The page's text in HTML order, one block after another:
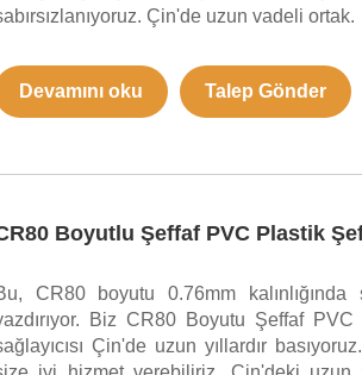
Çin'de uzun vadeli ortak.
Devamını oku Talep Gönder
Boyutlu Şeffaf PVC Plastik
CR80 boyutu 0.76mm
Biz CR80 Boyutu Şeffaf
Çin'de uzun yıllardır